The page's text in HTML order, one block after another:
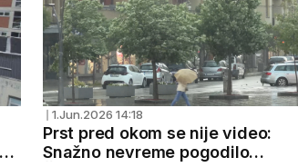
❘ 1.Jun.2026 14:18
Prst pred okom se nije video:
Snažno nevreme pogodilo